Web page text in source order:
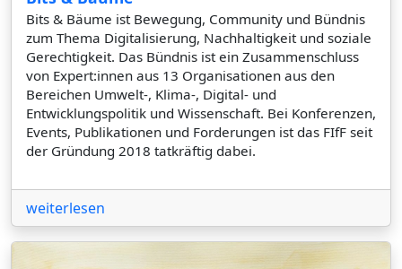
Bits & Bäume ist Bewegung, Community und Bündnis
zum Thema Digitalisierung, Nachhaltigkeit und soziale
Gerechtigkeit. Das Bündnis ist ein Zusammenschluss
von Expert:innen aus 13 Organisationen aus den
Bereichen Umwelt-, Klima-, Digital- und
Entwicklungspolitik und Wissenschaft. Bei Konferenzen,
Events, Publikationen und Forderungen ist das FIfF seit
der Gründung 2018 tatkräftig dabei.
weiterlesen